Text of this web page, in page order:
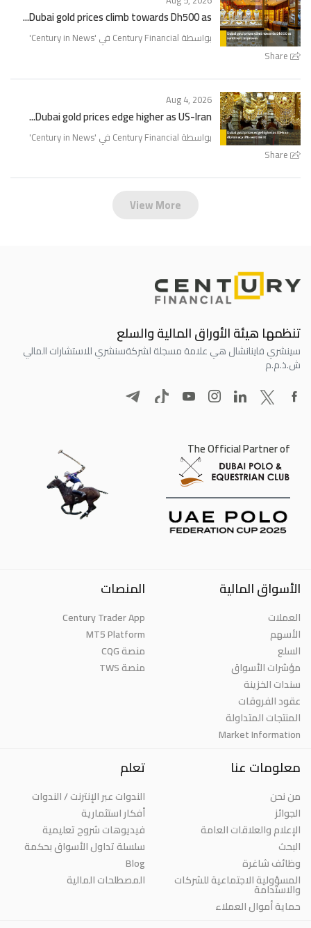
Share
Dubai gold prices climb towards Dh500 as...
بواسطة Century Financial في ' Century in News
'
Share
Aug 4, 2026
Dubai gold prices edge higher as US-Iran...
بواسطة Century Financial في ' Century in News
'
View More
تنظمها هيئة الأوراق المالية والسلع
سينشري فاينانشال هي علامة مسجلة لشركةسنشري للاستشارات المالي
ش.ذ.م.م
The Official Partner of
الأسواق المالية
العملات
الأسهم
السلع
مؤشرات الأسواق
سندات الخزينة
عقود الفروقات
المنتجات المتداولة
Market Information
المنصات
Century Trader App
MT5 Platform
منصة CQG
منصة TWS
معلومات عنا
من نحن
الجوائز
الإعلام والعلاقات العامة
البحث
وظائف شاغرة
المسؤولية الاجتماعية للشركات
والاستدامة
حماية أموال العملاء
تعلم
الندوات عبر الإنترنت / الندوات
أفكار استثمارية
فيديوهات شروح تعليمية
سلسلة تداول الأسواق بحكمة
Blog
المصطلحات المالية